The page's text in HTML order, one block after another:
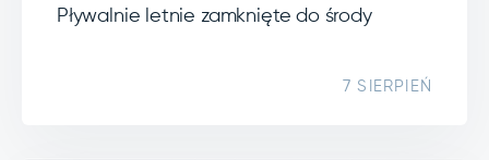
Pływalnie letnie zamknięte do środy
7 SIERPIEŃ